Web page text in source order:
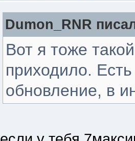
Dumon_RNR
Вот я тоже
приходило.
обновление, в